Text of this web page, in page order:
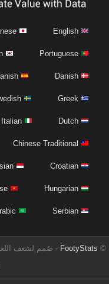
English
Portuguese
Danish
Greek
Dutch
Italian
Chinese Traditional
Croatian
Hungarian
Serbian
©
FootyStats - صُمم لشغف